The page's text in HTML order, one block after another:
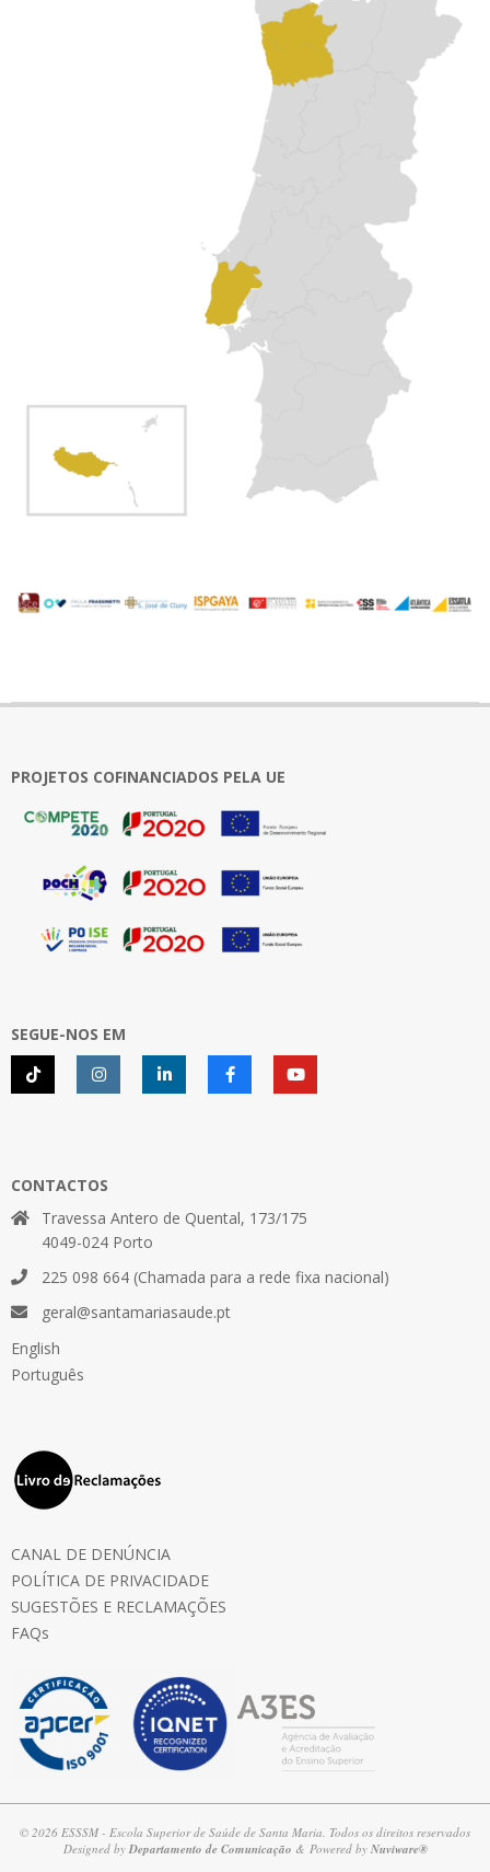
2024-
PROJETOS COFINANCIADOS PELA UE
SEGUE-NOS EM
CONTACTOS
Travessa Antero de Quental, 173/175
4049-024 Porto
225 098 664 (Chamada para a rede fixa nacional)
geral@santamariasaude.pt
English
Português
CANAL DE DENÚNCIA
POLÍTICA DE PRIVACIDADE
SUGESTÕES E RECLAMAÇÕES
FAQs
© 2026 ESSSM - Escola Superior de Saúde de Santa Maria. Todos os direitos reservados
Designed by Departamento de Comunicação & Powered by Nuviware®